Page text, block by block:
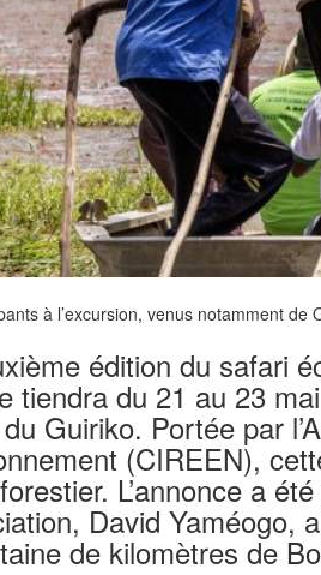
à l’excursion, venus notamment de
édition du safari
tiendra du 21 au 23
Guiriko. Portée par
(CIREEN),
L’annonce a
David Yaméogo,
de kilomètres de